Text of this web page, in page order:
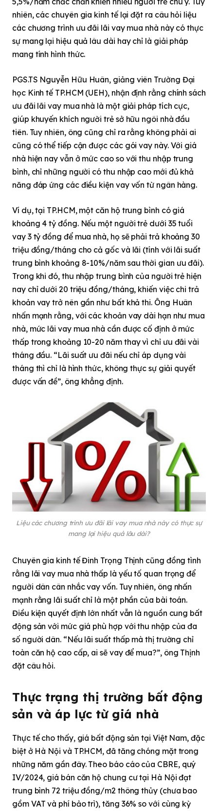
nhiên, các chuyên gia kinh tế lại đặt ra câu hỏi liệu
các chương trình ưu đãi lãi vay mua nhà này có thực
sự mang lại hiệu quả lâu dài hay chỉ là giải pháp
mang tính hình thức.
PGS.TS Nguyễn Hữu Huân, giảng viên Trường Đại
học Kinh tế TP.HCM (UEH), nhận định rằng chính sách
ưu đãi lãi vay mua nhà là một giải pháp tích cực,
giúp khuyến khích người trẻ sở hữu ngôi nhà đầu
tiên. Tuy nhiên, ông cũng chỉ ra rằng không phải ai
cũng có thể tiếp cận được các gói vay này. Với giá
nhà hiện nay vẫn ở mức cao so với thu nhập trung
bình, chỉ những người có thu nhập cao mới đủ khả
năng đáp ứng các điều kiện vay vốn từ ngân hàng.
Ví dụ, tại TP.HCM, một căn hộ trung bình có giá
khoảng 4 tỷ đồng. Nếu một người trẻ dưới 35 tuổi
vay 3 tỷ đồng để mua nhà, họ sẽ phải trả khoảng 30
triệu đồng/tháng cho cả gốc và lãi (tính với lãi suất
trung bình khoảng 8-10%/năm sau thời gian ưu đãi).
Trong khi đó, thu nhập trung bình của người trẻ hiện
nay chỉ dưới 20 triệu đồng/tháng, khiến việc chi trả
khoản vay trở nên gần như bất khả thi. Ông Huân
nhấn mạnh rằng, với các khoản vay dài hạn như mua
nhà, mức lãi vay mua nhà cần được cố định ở mức
thấp trong khoảng 10-20 năm thay vì chỉ ưu đãi vài
tháng đầu. “Lãi suất ưu đãi nếu chỉ áp dụng vài
tháng thì chỉ là hình thức, không thực sự giải quyết
được vấn đề”, ông khẳng định.
Liệu các chương trình ưu đãi lãi vay mua nhà này có thực sự
mang lại hiệu quả lâu dài?
Chuyên gia kinh tế Đinh Trọng Thịnh cũng đồng tình
rằng lãi vay mua nhà thấp là yếu tố quan trọng để
người dân cân nhắc vay vốn. Tuy nhiên, ông nhấn
mạnh rằng lãi suất chỉ là một phần của bài toán.
Điều kiện quyết định lớn nhất vẫn là nguồn cung bất
động sản với mức giá phù hợp với thu nhập của đa
số người dân. “Nếu lãi suất thấp mà thị trường chỉ
toàn căn hộ cao cấp, ai sẽ vay để mua?”, ông Thịnh
đặt câu hỏi.
Thực trạng thị trường bất động
sản và áp lực từ giá nhà
Thực tế cho thấy, giá bất động sản tại Việt Nam, đặc
biệt ở Hà Nội và TP.HCM, đã tăng chóng mặt trong
những năm gần đây. Theo báo cáo của CBRE, quý
IV/2024, giá bán căn hộ chung cư tại Hà Nội đạt
trung bình 72 triệu đồng/m2 thông thủy (chưa bao
gồm VAT và phí bảo trì), tăng 36% so với cùng kỳ